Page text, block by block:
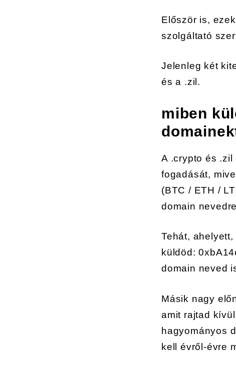
Először is,
szolgáltató
Jelenleg két
és a .zil.
miben
A .crypto és
fogadását,
(BTC / ETH /
domain
Tehát,
küldöd:
domain neved
Másik nagy
amit rajtad
hagyományos
kell évről-évre